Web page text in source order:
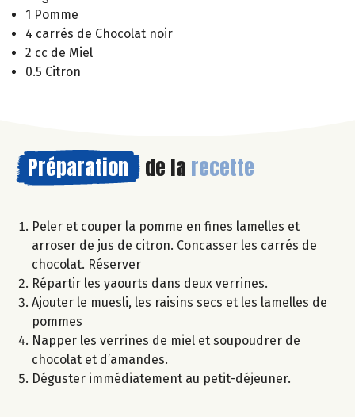
1 Pomme
4 carrés de Chocolat noir
2 cc de Miel
0.5 Citron
Préparation de la recette
Peler et couper la pomme en fines lamelles et
arroser de jus de citron. Concasser les carrés de
chocolat. Réserver
Répartir les yaourts dans deux verrines.
Ajouter le muesli, les raisins secs et les lamelles de
pommes
Napper les verrines de miel et soupoudrer de
chocolat et d’amandes.
Déguster immédiatement au petit-déjeuner.